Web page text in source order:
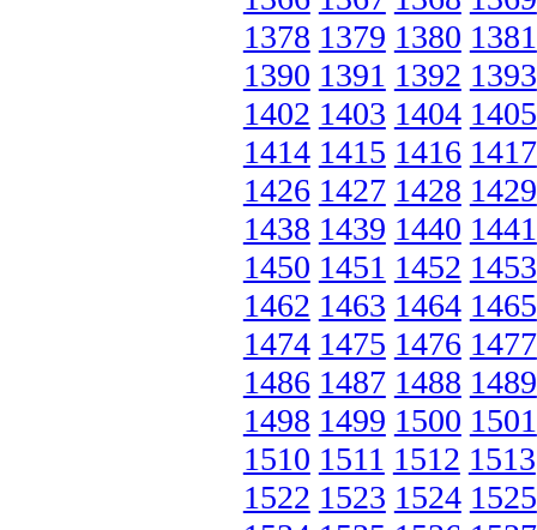
1378 1379 1380 1381
1390 1391 1392 1393
1402 1403 1404 1405
1414 1415 1416 1417
1426 1427 1428 1429
1438 1439 1440 1441
1450 1451 1452 1453
1462 1463 1464 1465
1474 1475 1476 1477
1486 1487 1488 1489
1498 1499 1500 1501
1510 1511 1512 1513
1522 1523 1524 1525